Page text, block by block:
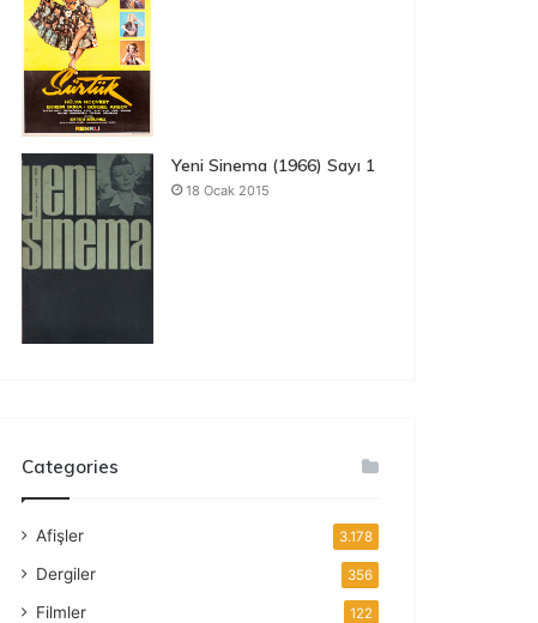
Yeni Sinema (1966) Sayı 1
18 Ocak 2015
Categories
Afişler 3.178
Dergiler 356
Filmler 122